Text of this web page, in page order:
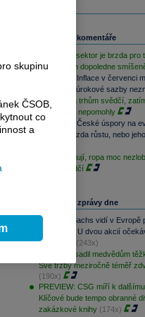
Související komentáře
Paměťový sektor je brzda pro
jsou na tom dopoledne
Rozbřesk: Inflace v červenci
ČNB dnes úrokové sazby
Geopolitika trhům svědčí,
sentimentu nepomohly
Rozbřesk: České úspory na
vrcholu. Brzda růstu, nebo
Techy fungují, ropa moc
trhům svědčí
Nejčtenější zprávy dne
Goldman Sachs vidí v Evropě
příležitosti. U dvou akcií
100% růst
(243x)
Palantir zasadil medvědům
Své tržby meziročně téměř
(190x)
PREVIEW: CSG míří k
Klíčové bude tempo obranné
zakázkové knihy (174x)
skupinu
ČSOB,
co
a